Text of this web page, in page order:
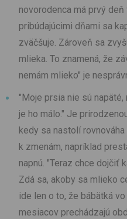
novorodenca má prvý
pribúdajúcimi dňami sa
zväčšuje. Zároveň sa
mlieka. To znamená, že
nemám mlieko" je
"Moje prsia nie sú
je ho málo." Je
kedy sa nastolí
k zmenám, napríklad
napnú. "Teraz chce dojčiť
Zdá sa, akoby sa mlieko
ide len o to, že bábätká
mesiacov prechádzajú